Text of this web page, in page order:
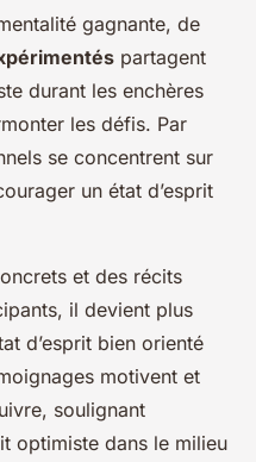
gagnante, de
partagent
durant les enchères
les défis. Par
se concentrent sur
un état d’esprit
et des récits
il devient plus
d’esprit bien orienté
motivent et
soulignant
optimiste dans le milieu